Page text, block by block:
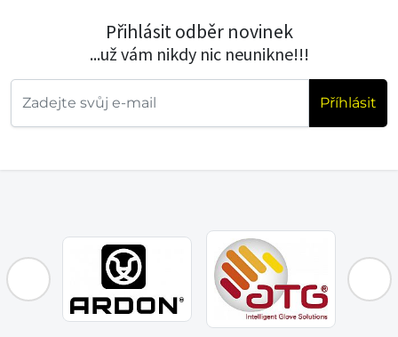
Přihlásit odběr novinek
...už vám nikdy nic neunikne!!!
Příhlásit